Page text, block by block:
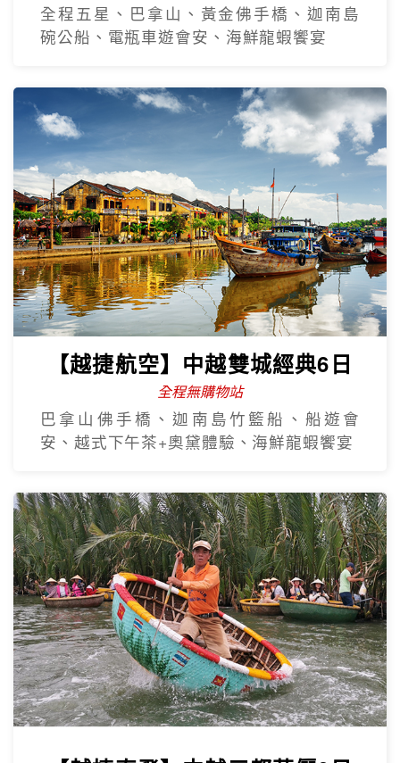
全程五星、巴拿山、黃金佛手橋、迦南島
碗公船、電瓶車遊會安、海鮮龍蝦饗宴
【越捷航空】中越雙城經典6日
全程無購物站
巴拿山佛手橋、迦南島竹籃船、船遊會
安、越式下午茶+奧黛體驗、海鮮龍蝦饗宴